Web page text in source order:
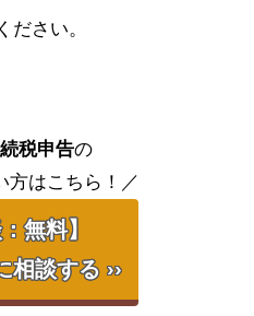
さい。
税申告の
方はこちら！／
無料】
相談する ››